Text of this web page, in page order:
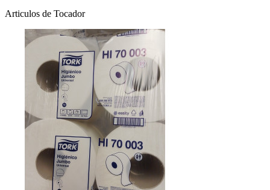
Articulos de Tocador